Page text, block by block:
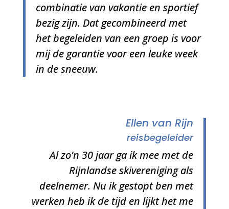
combinatie van vakantie en sportief
bezig zijn. Dat gecombineerd met
het begeleiden van een groep is voor
mij de garantie voor een leuke week
in de sneeuw.
Ellen van Rijn
reisbegeleider
Al zo’n 30 jaar ga ik mee met de
Rijnlandse skivereniging als
deelnemer. Nu ik gestopt ben met
werken heb ik de tijd en lijkt het me